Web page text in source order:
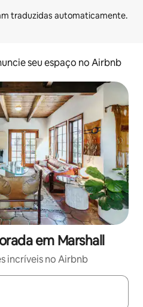
seu espaço no Airbnb
em Marshall
incríveis no Airbnb
disponíveis, explore-os